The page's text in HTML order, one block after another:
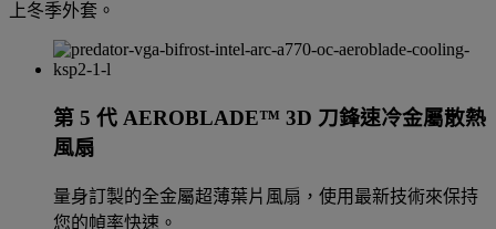
上冬季外套。
第 5 代 AEROBLADE™ 3D 刀鋒速冷金屬散熱
風扇
量身訂製的全金屬超薄葉片風扇，使用最新技術來保持
您的幀率快速。